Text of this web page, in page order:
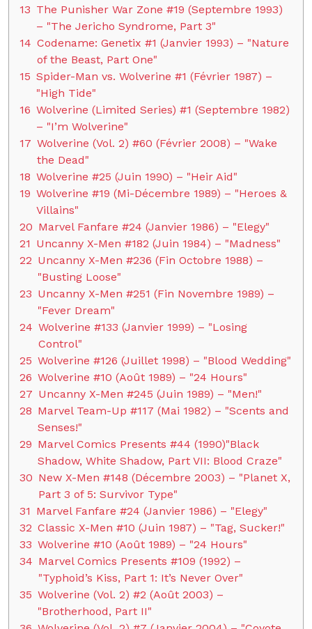
13 The Punisher War Zone #19 (Septembre 1993)
– "The Jericho Syndrome, Part 3"
14 Codename: Genetix #1 (Janvier 1993) – "Nature
of the Beast, Part One"
15 Spider-Man vs. Wolverine #1 (Février 1987) –
"High Tide"
16 Wolverine (Limited Series) #1 (Septembre 1982)
– "I’m Wolverine"
17 Wolverine (Vol. 2) #60 (Février 2008) – "Wake
the Dead"
18 Wolverine #25 (Juin 1990) – "Heir Aid"
19 Wolverine #19 (Mi-Décembre 1989) – "Heroes &
Villains"
20 Marvel Fanfare #24 (Janvier 1986) – "Elegy"
21 Uncanny X-Men #182 (Juin 1984) – "Madness"
22 Uncanny X-Men #236 (Fin Octobre 1988) –
"Busting Loose"
23 Uncanny X-Men #251 (Fin Novembre 1989) –
"Fever Dream"
24 Wolverine #133 (Janvier 1999) – "Losing
Control"
25 Wolverine #126 (Juillet 1998) – "Blood Wedding"
26 Wolverine #10 (Août 1989) – "24 Hours"
27 Uncanny X-Men #245 (Juin 1989) – "Men!"
28 Marvel Team-Up #117 (Mai 1982) – "Scents and
Senses!"
29 Marvel Comics Presents #44 (1990)"Black
Shadow, White Shadow, Part VII: Blood Craze"
30 New X-Men #148 (Décembre 2003) – "Planet X,
Part 3 of 5: Survivor Type"
31 Marvel Fanfare #24 (Janvier 1986) – "Elegy"
32 Classic X-Men #10 (Juin 1987) – "Tag, Sucker!"
33 Wolverine #10 (Août 1989) – "24 Hours"
34 Marvel Comics Presents #109 (1992) –
"Typhoid’s Kiss, Part 1: It’s Never Over"
35 Wolverine (Vol. 2) #2 (Août 2003) –
"Brotherhood, Part II"